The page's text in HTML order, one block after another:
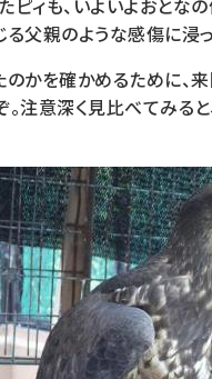
ピィも、いよいよおとな
父親のような感傷に浸
かを確かめるために、
注意深く見比べてみる